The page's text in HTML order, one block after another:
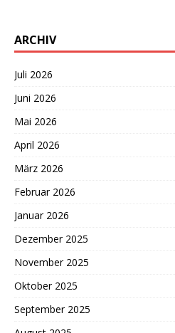
ARCHIV
Juli 2026
Juni 2026
Mai 2026
April 2026
März 2026
Februar 2026
Januar 2026
Dezember 2025
November 2025
Oktober 2025
September 2025